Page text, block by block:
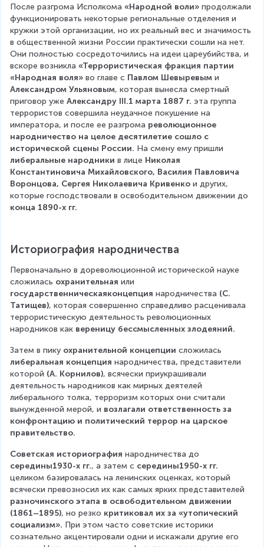
После разгрома Исполкома «Народной воли» продолжали
функционировать некоторые региональные отделения и
кружки этой организации, но их реальный вес и значимость
в общественной жизни России практически сошли на нет.
Они полностью сосредоточились на идеи цареубийства, и
вскоре возникла «Террористическая фракция партии
«Народная воля» во главе с Павлом Шевыревым и
Александром Ульяновым, которая вынесла смертный
приговор уже Александру III.1 марта 1887 г. эта группа
террористов совершила неудачное покушение на
императора, и после ее разгрома революционное
народничество на целое десятилетие сошло с
исторической сцены России. На смену ему пришли
либеральные народники в лице Николая
Константиновича Михайловского, Василия Павловича
Воронцова, Сергея Николаевича Кривенко и других,
которые господствовали в освободительном движении до
конца 1890-х гг.
Историография народничества
Первоначально в дореволюционной исторической науке
сложилась охранительная или
государственническаяконцепция народничества (С.
Татищев), которая совершенно справедливо расценивала
террористическую деятельность революционных
народников как вереницу бессмысленных злодеяний.
Затем в пику охранительной концепции сложилась
либеральная концепция народничества, представители
которой (А. Корнилов), всячески приукрашивали
деятельность народников как мирных деятелей
либерального толка, терроризм которых они считали
вынужденной мерой, и возлагали ответственность за
конфронтацию и политический террор на царское
правительство.
Советская историография народничества до
середины1930-х гг., а затем с середины1950-х гг.
целиком базировалась на ленинских оценках, который
всячески превозносил их как самых ярких представителей
разночинского этапа в освободительном движении
(1861–1895), но резко критиковал их за «утопический
социализм». При этом часто советские историки
сознательно акцентировали одни и искажали другие его